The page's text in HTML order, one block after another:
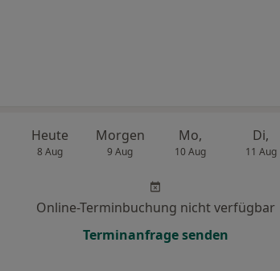
Heute
8 Aug
Morgen
9 Aug
Mo,
10 Aug
Di,
11 Aug
Online-Terminbuchung nicht verfügbar
Terminanfrage senden